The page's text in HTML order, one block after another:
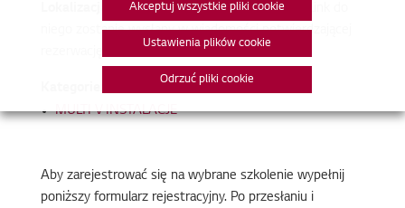
To wydarzenie odbywa się online. Link do
niego zostanie wysłany w wiadomości potwierdzającej
MULTI V INSTALACJE
Aby zarejestrować się na wybrane szkolenie wypełnij
poniższy formularz rejestracyjny. Po przesłaniu i
Akceptuj wszystkie pliki cookie
Ustawienia plików cookie
Odrzuć pliki cookie